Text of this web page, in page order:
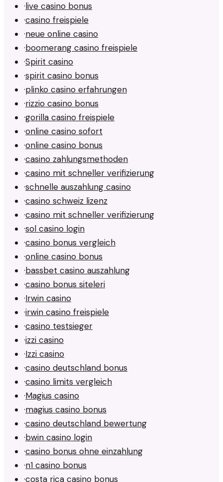
·live casino bonus
·casino freispiele
·neue online casino
·boomerang casino freispiele
·Spirit casino
·spirit casino bonus
·plinko casino erfahrungen
·rizzio casino bonus
·gorilla casino freispiele
·online casino sofort
·online casino bonus
·casino zahlungsmethoden
·casino mit schneller verifizierung
·schnelle auszahlung casino
·casino schweiz lizenz
·casino mit schneller verifizierung
·sol casino login
·casino bonus vergleich
·online casino bonus
·bassbet casino auszahlung
·casino bonus siteleri
·Irwin casino
·irwin casino freispiele
·casino testsieger
·izzi casino
·Izzi casino
·casino deutschland bonus
·casino limits vergleich
·Magius casino
·magius casino bonus
·casino deutschland bewertung
·bwin casino login
·casino bonus ohne einzahlung
·n1 casino bonus
·costa rica casino bonus